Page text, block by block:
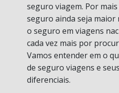
seguro viagem. Por
seguro ainda seja
o seguro em viagens
cada vez mais por
Vamos entender em o
de seguro viagens e
diferenciais.